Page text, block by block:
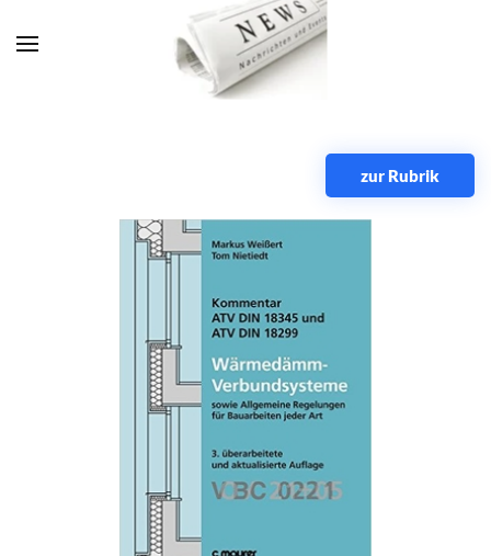
Zum Hauptinhalt springen
zur Rubrik